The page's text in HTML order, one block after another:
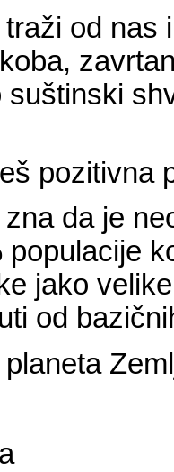
od nas
pozitivna
da je
populacije
jako
od